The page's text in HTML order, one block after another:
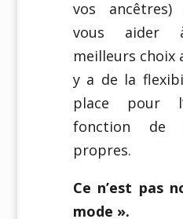
vos
vous aider
meilleurs choix
y a de la
place pour
fonction de
propres.
Ce n’est pas
mode ».